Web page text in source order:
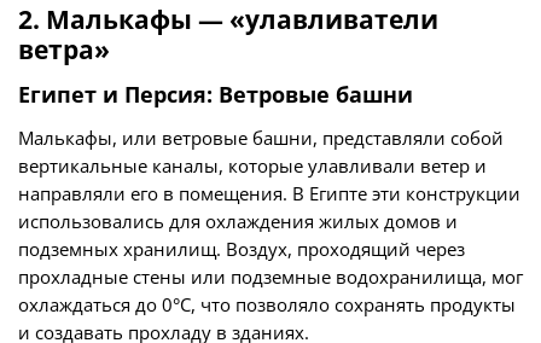
2. Малькафы — «улавливатели
ветра»
Египет и Персия: Ветровые башни
Малькафы, или ветровые башни, представляли собой
вертикальные каналы, которые улавливали ветер и
направляли его в помещения. В Египте эти конструкции
использовались для охлаждения жилых домов и
подземных хранилищ. Воздух, проходящий через
прохладные стены или подземные водохранилища, мог
охлаждаться до 0°C, что позволяло сохранять продукты
и создавать прохладу в зданиях.